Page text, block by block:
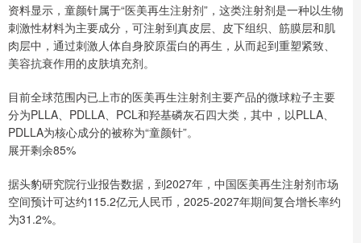
资料显示，童颜针属于“医美再生注射剂”，这类注射剂是一种以生物
刺激性材料为主要成分，可注射到真皮层、皮下组织、筋膜层和肌
肉层中，通过刺激人体自身胶原蛋白的再生，从而起到重塑紧致、
美容抗衰作用的皮肤填充剂。
目前全球范围内已上市的医美再生注射剂主要产品的微球粒子主要
分为PLLA、PDLLA、PCL和羟基磷灰石四大类，其中，以PLLA、
PDLLA为核心成分的被称为“童颜针”。
展开剩余85%
据头豹研究院行业报告数据，到2027年，中国医美再生注射剂市场
空间预计可达约115.2亿元人民币，2025-2027年期间复合增长率约
为31.2%。